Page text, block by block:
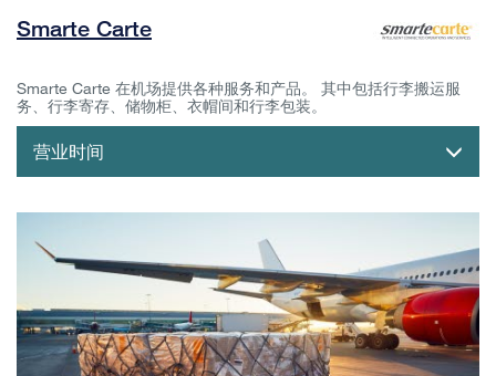
Smarte Carte
Smarte Carte 在机场提供各种服务和产品。 其中包括行李搬运服
务、行李寄存、储物柜、衣帽间和行李包装。
营业时间